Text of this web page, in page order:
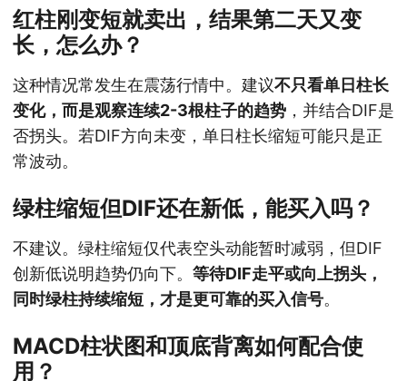
红柱刚变短就卖出，结果第二天又变
长，怎么办？
这种情况常发生在震荡行情中。建议不只看单日柱长
变化，而是观察连续2-3根柱子的趋势 ，并结合DIF是
否拐头。若DIF方向未变，单日柱长缩短可能只是正
常波动。
绿柱缩短但DIF还在新低，能买入吗？
不建议。绿柱缩短仅代表空头动能暂时减弱，但DIF
创新低说明趋势仍向下。 等待DIF走平或向上拐头，
同时绿柱持续缩短，才是更可靠的买入信号。
MACD柱状图和顶底背离如何配合使
用？